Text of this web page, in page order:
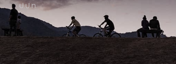
ป.ป.ท.